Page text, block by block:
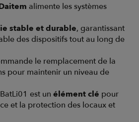
alimente les systèmes
stable et durable, garantissant
des dispositifs tout au long de
le remplacement de la
pour maintenir un niveau de
est un élément clé pour
et la protection des locaux et